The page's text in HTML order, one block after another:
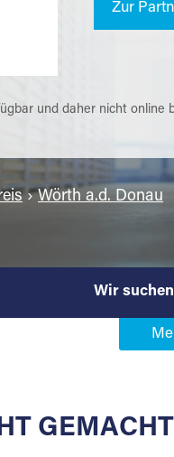
Zur
und daher nicht online
›Wörth a.d. Donau
Wir
Partner in
für die